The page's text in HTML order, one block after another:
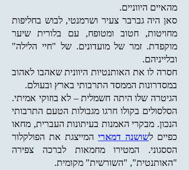
מהאיים היווניים.
סאן היה גברבר צעיר ושרמנטי, לבוש בחליפות
מחויטות, חטוב ומטופח, עם בלורית שיער
מוקפדת. זמר של מועדונים. של "חיי הלילה"
ובלייניהם.
חסרה לו את האותנטיות היוונית שאהבו לאהוב
במסדרונות הממסד התרבותי בארץ ובעולם.
הגיטרה שלו היתה חשמלית – לא בוזוקי אמיתי.
הסלסולים בקולו חרגו מגבולות הטעם התרבותי
הנכון. מבקרי האמנות בעיתונות העברית, מחאו
כפיים לשושנה דמארי המייצגת את הפולקלור
הססגוני. המטירו מחמאות לברכה צפירה
"האותנטית", "השורשית" מקומית.